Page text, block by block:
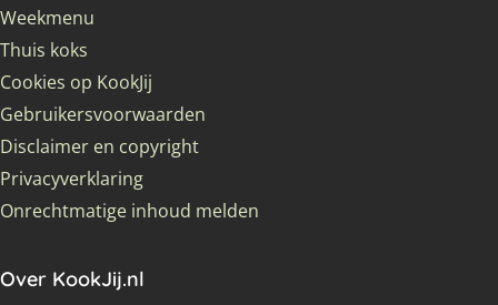
Weekmenu
Thuis koks
Cookies op KookJij
Gebruikersvoorwaarden
Disclaimer en copyright
Privacyverklaring
Onrechtmatige inhoud melden
Over KookJij.nl